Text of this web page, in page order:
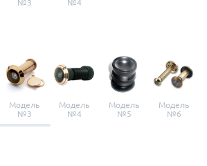
№3
№4
Модель
№3
Модель
№4
Модель
№5
Модель
№6